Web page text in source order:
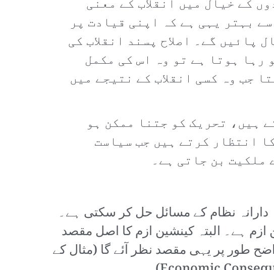
کے خیال میں انقلاب کے معنی
بہتر یہی ہے کہ اپنی قیادت پر
پائیں گے۔ اصلاح پسند انقلاب کی
رہا ہوتا ہے تو وہ اس کی مکمل
جب وہ کسی انقلاب کے نتیجے میں
ہیں، تحریک کو جتنا ممکن ہو
انتظار کرتے ہیں جب سیاست
ملکیت بن جاتی ہے۔
دارانہ نظام کے مسائل حل کر سکتی ہے۔
ہے۔ البتہ کینشین ازم کا اصل مقصد
طور پر یہی مقصد نظر آئے گا (مثال کے